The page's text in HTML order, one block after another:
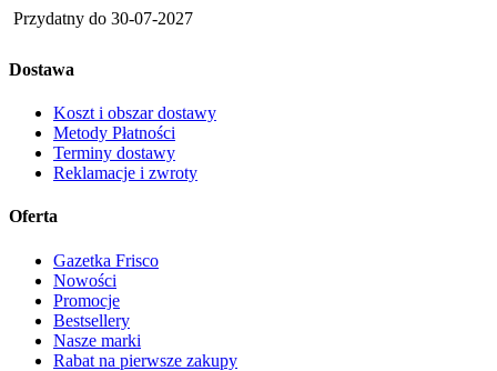
Przydatny do 30-07-2027
Dostawa
Koszt i obszar dostawy
Metody Płatności
Terminy dostawy
Reklamacje i zwroty
Oferta
Gazetka Frisco
Nowości
Promocje
Bestsellery
Nasze marki
Rabat na pierwsze zakupy